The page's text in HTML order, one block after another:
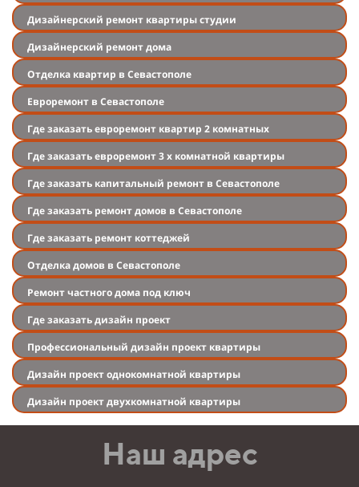
Дизайнерский ремонт квартиры студии
Дизайнерский ремонт дома
Отделка квартир в Севастополе
Евроремонт в Севастополе
Где заказать евроремонт квартир 2 комнатных
Где заказать евроремонт 3 х комнатной квартиры
Где заказать капитальный ремонт в Севастополе
Где заказать ремонт домов в Севастополе
Где заказать ремонт коттеджей
Отделка домов в Севастополе
Ремонт частного дома под ключ
Где заказать дизайн проект
Профессиональный дизайн проект квартиры
Дизайн проект однокомнатной квартиры
Дизайн проект двухкомнатной квартиры
Наш адрес